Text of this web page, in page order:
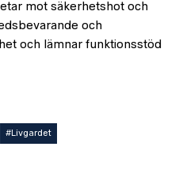
mot säkerhetshot och
och
och lämnar funktionsstöd
#Livgardet